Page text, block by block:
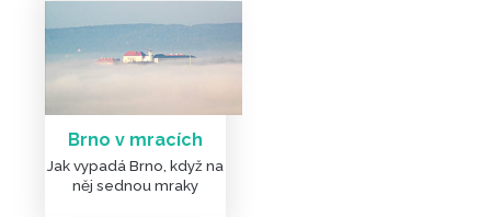
Brno v mracích
Jak vypadá Brno, když na
něj sednou mraky